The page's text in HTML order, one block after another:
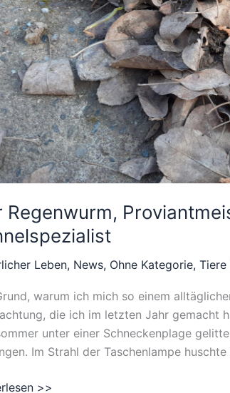
Regenwurm,
Leben, News, Ohne Kategorie, Tiere
warum ich mich so einem
die ich im letzten Jahr gemacht
unter einer Schneckenplage
Im Strahl der Taschenlampe
>>